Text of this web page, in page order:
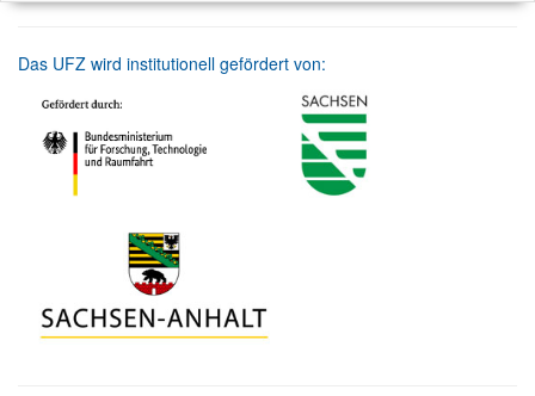
Das UFZ wird institutionell gefördert von: